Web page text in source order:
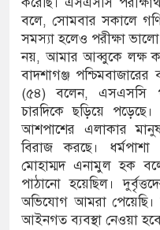
বলে, সোমবার সকালে
সমস্যা হলেও পরীক্ষা
নয়, আমার আব্বুকে লক্ষ
বাদশাগঞ্জ পশ্চিমবাজারের
(৫৪) বলেন, এসএসসি
চারদিকে ছড়িয়ে
আশপাশের এলাকার
বিরাজ করছে। ধর্মপাশা
মোহাম্মদ এনামুল হক
পাঠানো হয়েছিল।
অভিযোগ আমরা পেয়েছি।
আইনগত ব্যবস্থা নেওয়া